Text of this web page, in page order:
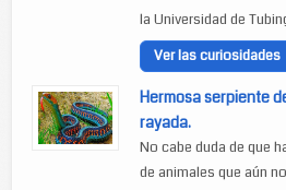
la Universidad de
Ver las curiosidades
Hermosa serpiente
rayada.
No cabe duda de que
de animales que aún